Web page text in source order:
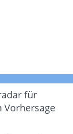
für
Vorhersage